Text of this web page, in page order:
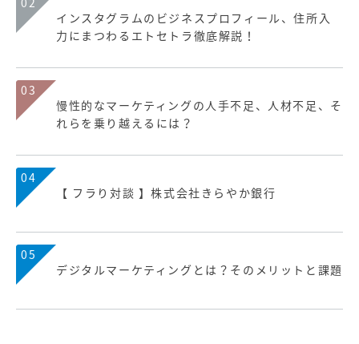
インスタグラムのビジネスプロフィール、住所入
力にまつわるエトセトラ徹底解説！
03
慢性的なマーケティングの人手不足、人材不足、そ
れらを乗り越えるには？
04
【 フラり対談 】株式会社きらやか銀行
05
デジタルマーケティングとは？そのメリットと課題